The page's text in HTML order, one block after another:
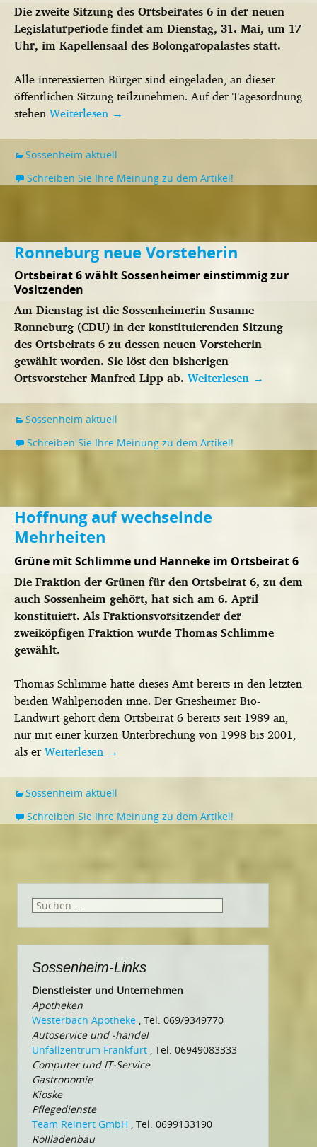
Die zweite Sitzung des Ortsbeirates 6 in der neuen
Legislaturperiode findet am Dienstag, 31. Mai, um 17
Uhr, im Kapellensaal des Bolongaropalastes statt.
Alle interessierten Bürger sind eingeladen, an dieser
öffentlichen Sitzung teilzunehmen. Auf der Tagesordnung
stehenWeiterlesen →
Sossenheim aktuell
Schreiben Sie Ihre Meinung zu dem Artikel!
Ronneburg neue Vorsteherin
Ortsbeirat 6 wählt Sossenheimer einstimmig zur
Vositzenden
Am Dienstag ist die Sossenheimerin Susanne
Ronneburg (CDU) in der konstituierenden Sitzung
des Ortsbeirats 6 zu dessen neuen Vorsteherin
gewählt worden. Sie löst den bisherigen
Ortsvorsteher Manfred Lipp ab. Weiterlesen →
Sossenheim aktuell
Schreiben Sie Ihre Meinung zu dem Artikel!
Hoffnung auf wechselnde
Mehrheiten
Grüne mit Schlimme und Hanneke im Ortsbeirat 6
Die Fraktion der Grünen für den Ortsbeirat 6, zu dem
auch Sossenheim gehört, hat sich am 6. April
konstituiert. Als Fraktionsvorsitzender der
zweiköpfigen Fraktion wurde Thomas Schlimme
gewählt.
Thomas Schlimme hatte dieses Amt bereits in den letzten
beiden Wahlperioden inne. Der Griesheimer Bio-
Landwirt gehört dem Ortsbeirat 6 bereits seit 1989 an,
nur mit einer kurzen Unterbrechung von 1998 bis 2001,
als erWeiterlesen →
Sossenheim aktuell
Schreiben Sie Ihre Meinung zu dem Artikel!
Suchen
Sossenheim-Links
Dienstleister und Unternehmen
Apotheken
Westerbach Apotheke , Tel. 069/9349770
Autoservice und -handel
Unfallzentrum Frankfurt , Tel. 06949083333
Computer und IT-Service
Gastronomie
Kioske
Pflegedienste
Team Reinert GmbH , Tel. 0699133190
Rollladenbau